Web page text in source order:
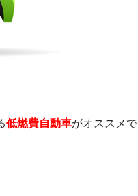
低燃費自動車がオススメで